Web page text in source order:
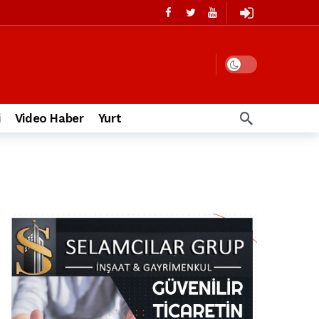
Video Haber Yurt